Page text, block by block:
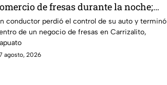
de fresas durante la noche;
sabemos
conductor perdió el control de su auto y terminó
de un negocio de fresas en Carrizalito,
agosto, 2026